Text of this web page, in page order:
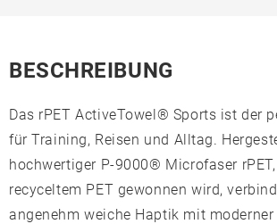
BESCHREIBUNG
Das rPET ActiveTowel® Sports ist der
für Training, Reisen und Alltag.
hochwertiger P-9000® Microfaser
recyceltem PET gewonnen wird,
angenehm weiche Haptik mit moderner